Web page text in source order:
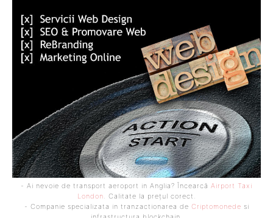
- Ai nevoie de transport aeroport in Anglia? Încearcă Airport Taxi
London . Calitate la prețul corect.
- Companie specializata in tranzactionarea de Criptomonede si